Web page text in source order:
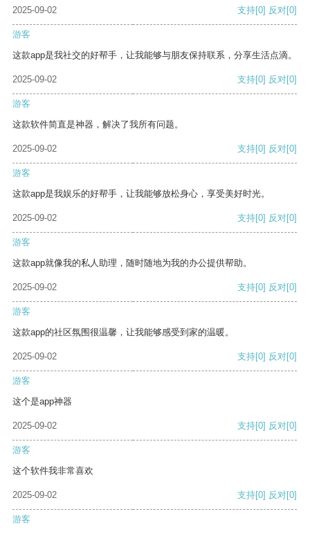
2025-09-02 支持[0] 反对[0]
游客
这款app是我社交的好帮手，让我能够与朋友保持联系，分享生活点滴。
2025-09-02 支持[0] 反对[0]
游客
这款软件简直是神器，解决了我所有问题。
2025-09-02 支持[0] 反对[0]
游客
这款app是我娱乐的好帮手，让我能够放松身心，享受美好时光。
2025-09-02 支持[0] 反对[0]
游客
这款app就像我的私人助理，随时随地为我的办公提供帮助。
2025-09-02 支持[0] 反对[0]
游客
这款app的社区氛围很温馨，让我能够感受到家的温暖。
2025-09-02 支持[0] 反对[0]
游客
这个是app神器
2025-09-02 支持[0] 反对[0]
游客
这个软件我非常喜欢
2025-09-02 支持[0] 反对[0]
游客